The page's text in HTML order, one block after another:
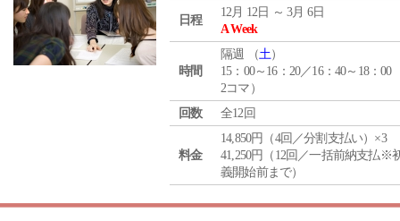
日程
12月 12日 ～ 3月 6日
A Week
時間
隔週 （土）
15：00～16：20／16：40～18：00
2コマ）
回数
全12回
料金
14,850円（4回／分割支払い）×3
41,250円（12回／一括前納支払※
義開始前まで）